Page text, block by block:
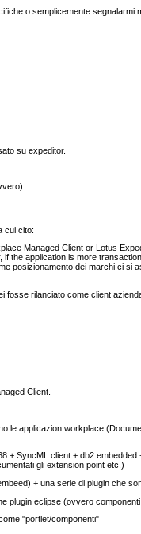
o semplicemente segnalarmi
su expeditor.
cui cito:
Managed Client or Lotus
the application is more
posizionamento dei marchi ci si
rilanciato come client
Client.
le applicazion workplace
+ SyncML client + db2
gli extension point etc.)
+ una serie di plugin che
plugin eclipse (ovvero
"portlet/componenti"